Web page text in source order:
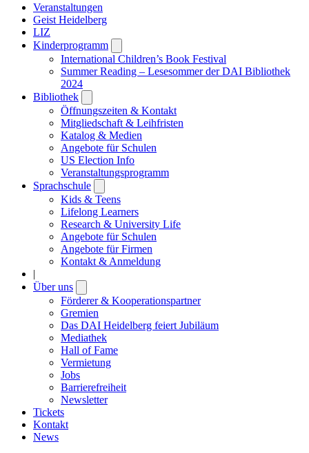
Veranstaltungen
Geist Heidelberg
LIZ
Kinderprogramm
submenu
International Children’s Book Festival
Summer Reading – Lesesommer der DAI Bibliothek
2024
Bibliothek
submenu
Öffnungszeiten & Kontakt
Mitgliedschaft & Leihfristen
Katalog & Medien
Angebote für Schulen
US Election Info
Veranstaltungsprogramm
Sprachschule
submenu
Kids & Teens
Lifelong Learners
Research & University Life
Angebote für Schulen
Angebote für Firmen
Kontakt & Anmeldung
|
Über uns
submenu
Förderer & Kooperationspartner
Gremien
Das DAI Heidelberg feiert Jubiläum
Mediathek
Hall of Fame
Vermietung
Jobs
Barrierefreiheit
Newsletter
Tickets
Kontakt
News